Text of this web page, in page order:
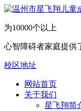
为10000个以上
心智障碍者家庭提供
校区地址
网站首页
关于我们
星飞翔简